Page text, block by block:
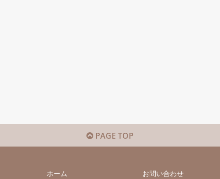
PAGE TOP
ホーム お問い合わせ